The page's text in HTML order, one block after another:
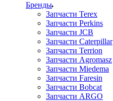
Бренды
Запчасти Terex
Запчасти Perkins
Запчасти JCB
Запчасти Caterpillar
Запчасти Terrion
Запчасти Agromasz
Запчасти Miedema
Запчасти Faresin
Запчасти Bobcat
Запчасти ARGO